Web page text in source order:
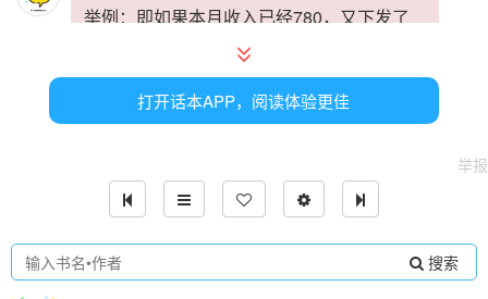
举例：即如果本月收入已经780，又下发了
一笔钱30元，加在一起达到了810元，则本
次将会扣税：（780+30-800）*14%=1.4
元，本次收入实际到账28.6元。
话本小秘书
超过800后，在不足4000元以前，接下来收
到的每一笔收入都会扣除金额的14%进行缴
打开话本APP，阅读体验更佳
举报
搜索